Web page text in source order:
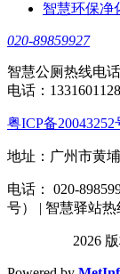
智慧环保净
020-89859927
智慧公厕热线电
电话：
粤ICP备20043252
地址：广州市黄
电话： 020-
号） | 智慧驿站热
2026